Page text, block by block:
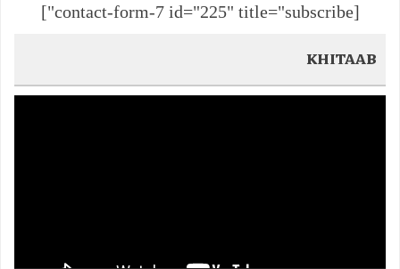
[contact-form-7 id="225" title="subscribe"]
KHITAAB